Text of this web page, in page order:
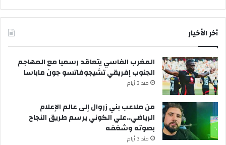
أخر الأخيار
المغرب الفاسي يتعاقد رسميا مع المهاجم
الجنوب إفريقي تشيجوفاتسو جون ماباسا
مند 3 أيام
من ملاعب بني زروال إلى عالم الإعلام
الرياضي..علي الكوني يرسم طريق النجاح
بصوته وشغفه
مند 3 أيام